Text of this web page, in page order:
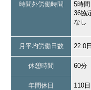
時間外労働時間
5時間
36協
なし
月平均労働日数 22.0日
休憩時間 60分
年間休日 110日